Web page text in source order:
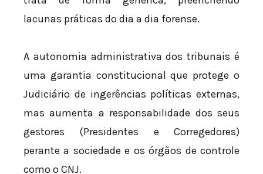
lacunas práticas do dia a dia forense.
A autonomia administrativa dos tribunais é
uma garantia constitucional que protege o
Judiciário de ingerências políticas externas,
mas aumenta a responsabilidade dos seus
gestores (Presidentes e Corregedores)
perante a sociedade e os órgãos de controle
como o CNJ.